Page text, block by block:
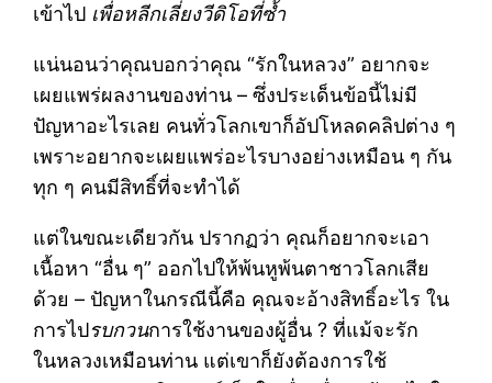
เข้าไป เพื่อหลีกเลี่ยงวีดิโอที่ซ้ำ
แน่นอนว่าคุณบอกว่าคุณ “รักในหลวง” อยากจะ
เผยแพร่ผลงานของท่าน – ซึ่งประเด็นข้อนี้ไม่มี
ปัญหาอะไรเลย คนทั่วโลกเขาก็อัปโหลดคลิปต่าง ๆ
เพราะอยากจะเผยแพร่อะไรบางอย่างเหมือน ๆ กัน
ทุก ๆ คนมีสิทธิ์ที่จะทำได้
แต่ในขณะเดียวกัน ปรากฏว่า คุณก็อยากจะเอา
เนื้อหา “อื่น ๆ” ออกไปให้พ้นหูพ้นตาชาวโลกเสีย
ด้วย – ปัญหาในกรณีนี้คือ คุณจะอ้างสิทธิ์อะไร ใน
การไปรบกวนการใช้งานของผู้อื่น ? ที่แม้จะรัก
ในหลวงเหมือนท่าน แต่เขาก็ยังต้องการใช้